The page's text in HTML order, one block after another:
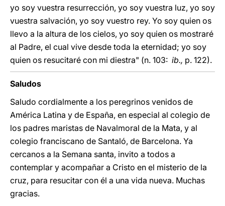
yo soy vuestra resurrección, yo soy vuestra luz, yo soy
vuestra salvación, yo soy vuestro rey. Yo soy quien os
llevo a la altura de los cielos, yo soy quien os mostraré
al Padre, el cual vive desde toda la eternidad; yo soy
quien os resucitaré con mi diestra" (n. 103: ib., p. 122).
Saludos
Saludo cordialmente a los peregrinos venidos de
América Latina y de España, en especial al colegio de
los padres maristas de Navalmoral de la Mata, y al
colegio franciscano de Santaló, de Barcelona. Ya
cercanos a la Semana santa, invito a todos a
contemplar y acompañar a Cristo en el misterio de la
cruz, para resucitar con él a una vida nueva. Muchas
gracias.